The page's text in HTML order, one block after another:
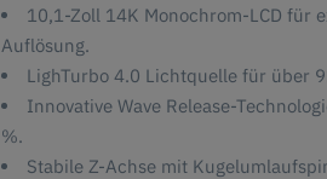
10,1-Zoll 14K Monochrom-LCD für
Auflösung.
LighTurbo 4.0 Lichtquelle für über
Innovative Wave Release-
%.
Stabile Z-Achse mit